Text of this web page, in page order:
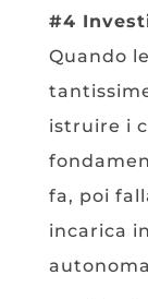
#4
Quando
istruire i
fa, poi
incarica